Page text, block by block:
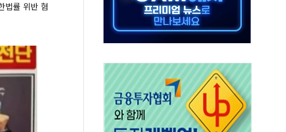
밸류업 공시 747곳 돌파…상장사 시총 84.6% 참여
TBH글로벌, 신규 브랜드 '타임아웃' 런던 품평회 개최
법률 위반 혐